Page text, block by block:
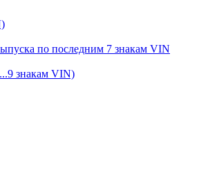
по последним 7 знакам VIN
знакам VIN)